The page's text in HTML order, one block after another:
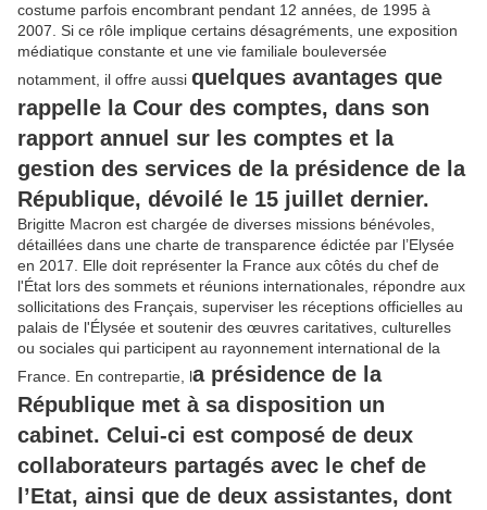
costume parfois encombrant pendant 12 années, de 1995 à
2007. Si ce rôle implique certains désagréments, une exposition
médiatique constante et une vie familiale bouleversée
notamment, il offre aussi quelques avantages que
rappelle la Cour des comptes, dans son
rapport annuel sur les comptes et la
gestion des services de la présidence de la
République, dévoilé le 15 juillet dernier.
Brigitte Macron est chargée de diverses missions bénévoles,
détaillées dans une charte de transparence édictée par l’Elysée
en 2017. Elle doit représenter la France aux côtés du chef de
l'État lors des sommets et réunions internationales, répondre aux
sollicitations des Français, superviser les réceptions officielles au
palais de l'Élysée et soutenir des œuvres caritatives, culturelles
ou sociales qui participent au rayonnement international de la
France. En contrepartie, la présidence de la
République met à sa disposition un
cabinet. Celui-ci est composé de deux
collaborateurs partagés avec le chef de
l’Etat, ainsi que de deux assistantes, dont